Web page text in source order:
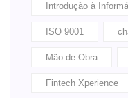
Introdução à
ISO 9001
Mão de Obra
Fintech Xperience